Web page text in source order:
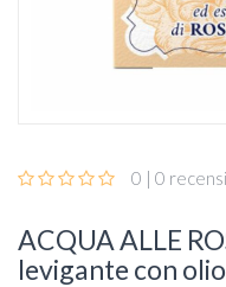
0 | 0
ACQUA ALLE
levigante con